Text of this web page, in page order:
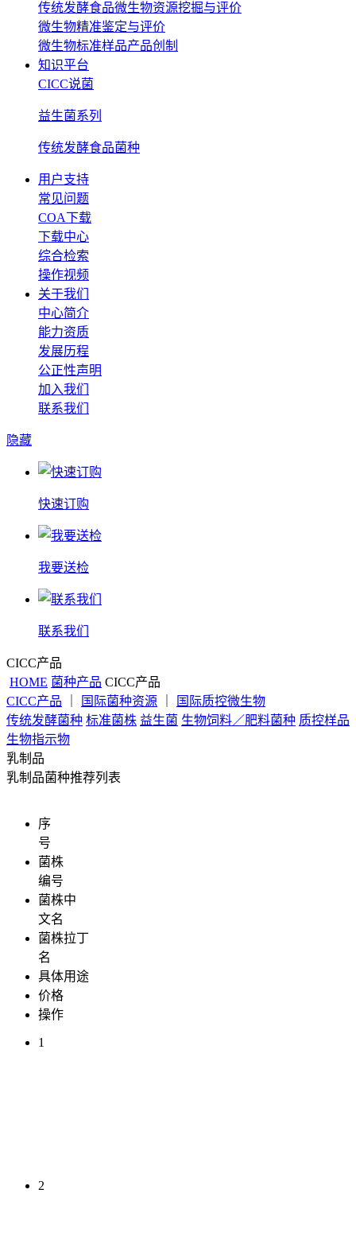
传统发酵食品微生物资源挖掘与评价
微生物精准鉴定与评价
微生物标准样品产品创制
知识平台
CICC说菌
益生菌系列
传统发酵食品菌种
用户支持
常见问题
COA下载
下载中心
综合检索
操作视频
关于我们
中心简介
能力资质
发展历程
公正性声明
加入我们
联系我们
隐藏
快速订购
我要送检
联系我们
CICC产品
HOME 菌种产品 CICC产品
CICC产品
国际菌种资源
国际质控微生物
传统发酵菌种 标准菌株 益生菌 生物饲料／肥料菌种 质控样品
生物指示物
乳制品
乳制品菌种推荐列表
序
号
菌株
编号
菌株中
文名
菌株拉丁
名
具体用途
价格
操作
1
2